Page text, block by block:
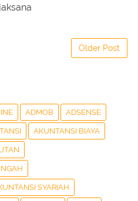
Older Post
ADMOB ADSENSE
AKUNTANSI BIAYA
SYARIAH